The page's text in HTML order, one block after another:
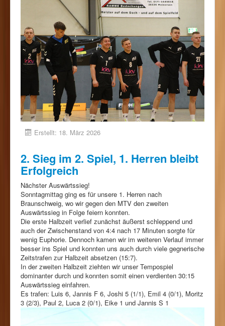
Erstellt: 18. März 2026
2. Sieg im 2. Spiel, 1. Herren bleibt
Erfolgreich
Nächster Auswärtssieg!
Sonntagmittag ging es für unsere 1. Herren nach
Braunschweig, wo wir gegen den MTV den zweiten
Auswärtssieg in Folge feiern konnten.
Die erste Halbzeit verlief zunächst äußerst schleppend und
auch der Zwischenstand von 4:4 nach 17 Minuten sorgte für
wenig Euphorie. Dennoch kamen wir im weiteren Verlauf immer
besser ins Spiel und konnten uns auch durch viele gegnerische
Zeitstrafen zur Halbzeit absetzen (15:7).
In der zweiten Halbzeit ziehten wir unser Tempospiel
dominanter durch und konnten somit einen verdienten 30:15
Auswärtssieg einfahren.
Es trafen: Luis 6, Jannis F 6, Joshi 5 (1/1), Emil 4 (0/1), Moritz
3 (2/3), Paul 2, Luca 2 (0/1), Eike 1 und Jannis S 1